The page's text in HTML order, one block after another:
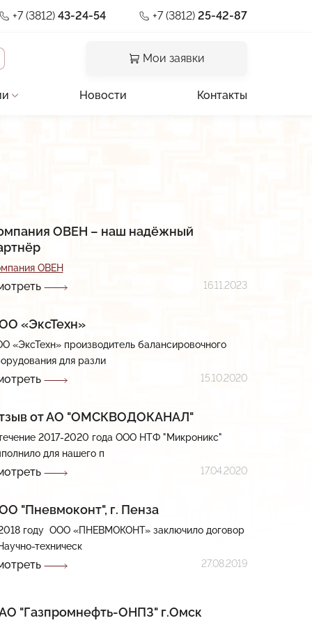
+7 (3812) 43-24-54 +7 (3812) 25-42-87
Мои заявки
Новости Контакты
ОВЕН – наш надёжный
ОВЕН
16.11.2023
«ЭксТехн»
«ЭксТехн» производитель балансировочного
для разли
15.10.2020
от АО "ОМСКВОДОКАНАЛ"
2017-2020 года ООО НТФ "Микроникс"
для нашего п
17.04.2020
"Пневмоконт", г. Пенза
году ООО «ПНЕВМОКОНТ» заключило договор
техническ
27.08.2019
"Газпромнефть-ОНПЗ" г.Омск